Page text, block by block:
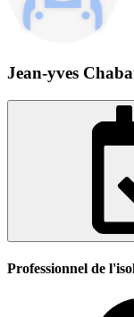
Jean-yves
Professionnel de